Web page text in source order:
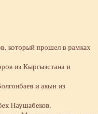
который прошел в рамках
из Кыргызстана и
и акын из
Наушабеков.